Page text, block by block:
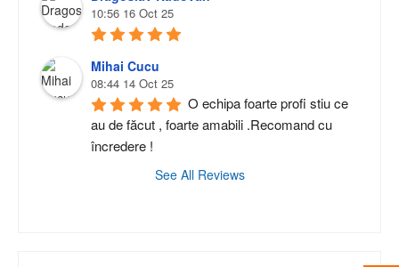
10:56 16 Oct 25
Mihai Cucu
08:44 14 Oct 25
O echipa foarte profi stiu ce
au de făcut , foarte amabili .Recomand cu
încredere !
See All Reviews